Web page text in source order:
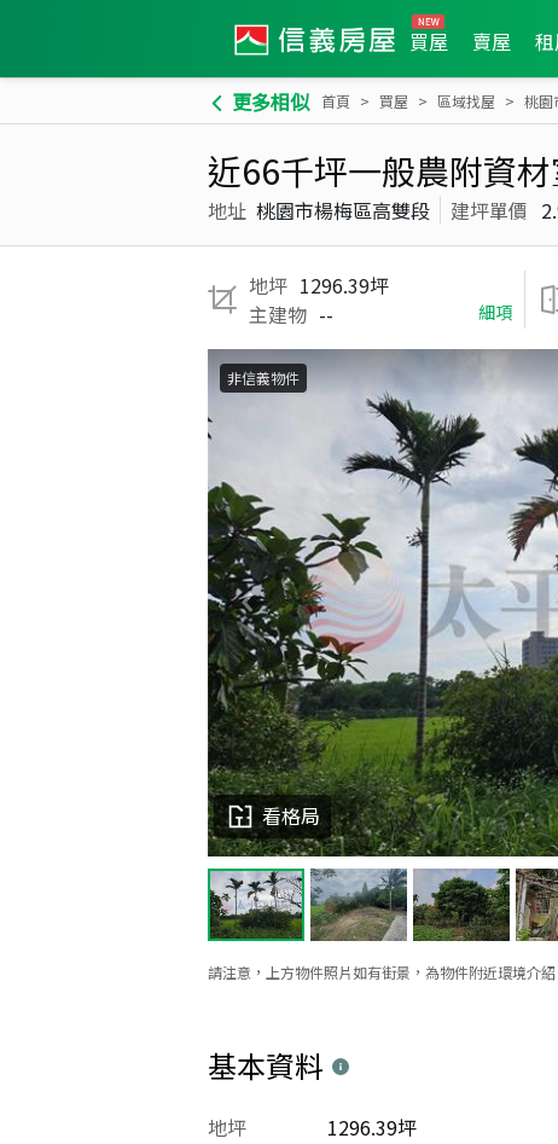
買屋 賣屋
更多相似 首頁 買屋 區域找屋 桃園
近66千坪一般農附資材
地址 桃園市楊梅區高雙段 建坪單價
地坪 1296.39坪
主建物 -- 細項
請注意，上方物件照片如有街景，為物件附近環境介紹
看格局
非信義物件
基本資料
地坪 1296.39坪